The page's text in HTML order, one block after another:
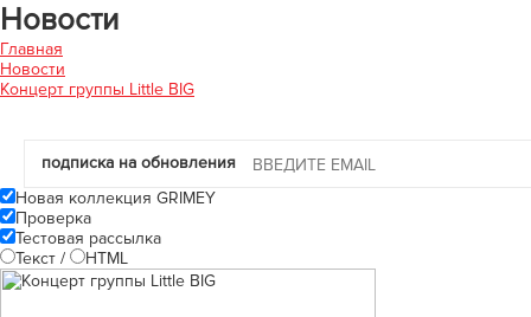
Новости
Главная
Новости
Концерт группы Little BIG
подписка на обновления
Новая коллекция GRIMEY
Проверка
Тестовая рассылка
Текст / HTML